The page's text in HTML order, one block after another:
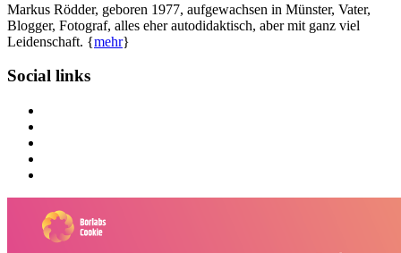
Markus Rödder, geboren 1977, aufgewachsen in Münster, Vater,
Blogger, Fotograf, alles eher autodidaktisch, aber mit ganz viel
Leidenschaft. {mehr}
Social links